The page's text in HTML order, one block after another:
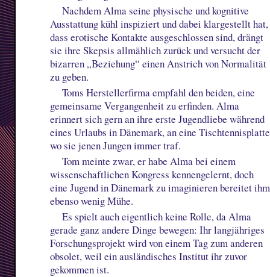
Nachdem Alma seine physische und kognitive
Ausstattung kühl inspiziert und dabei klargestellt hat,
dass erotische Kontakte ausgeschlossen sind, drängt
sie ihre Skepsis allmählich zurück und versucht der
bizarren „Beziehung“ einen Anstrich von Normalität
zu geben.
Toms Herstellerfirma empfahl den beiden, eine
gemeinsame Vergangenheit zu erfinden. Alma
erinnert sich gern an ihre erste Jugendliebe während
eines Urlaubs in Dänemark, an eine
wo sie jenen Jungen immer traf.
Tom meinte zwar, er habe Alma bei einem
wissenschaftlichen Kongress kennengelernt, doch
eine Jugend in Dänemark zu imaginieren bereitet ihm
ebenso wenig Mühe.
Es spielt auch eigentlich keine Rolle, da Alma
gerade ganz andere Dinge bewegen: Ihr langjähriges
Forschungsprojekt wird von einem Tag zum anderen
obsolet, weil ein ausländisches Institut ihr zuvor
gekommen ist.